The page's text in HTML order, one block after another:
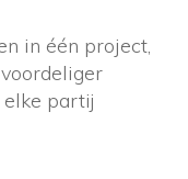
in één project,
partij